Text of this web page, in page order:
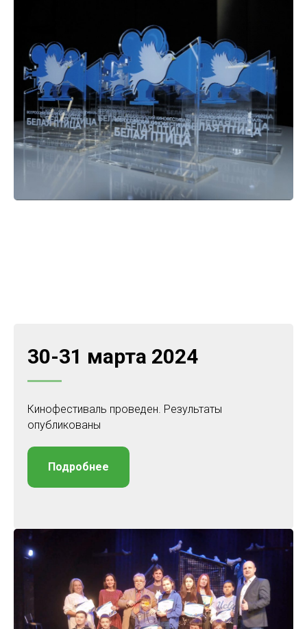
30-31 марта 2024
Кинофестиваль проведен. Результаты
опубликованы
Подробнее